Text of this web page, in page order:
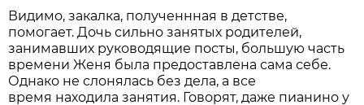
Видимо, закалка, полученнная в детстве,
помогает. Дочь сильно занятых родителей,
занимавших руководящие посты, большую часть
времени Женя была предоставлена сама себе.
Однако не слонялась без дела, а все
время находила занятия. Говорят, даже пианино у